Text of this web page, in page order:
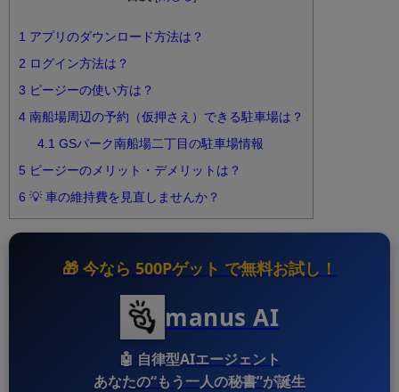
1 アプリのダウンロード方法は？
2 ログイン方法は？
3 ピージーの使い方は？
4 南船場周辺の予約（仮押さえ）できる駐車場は？
4.1 GSパーク南船場二丁目の駐車場情報
5 ピージーのメリット・デメリットは？
6 💡 車の維持費を見直しませんか？
🎁 今なら 500Pゲット で無料お試し！
manus AI
🤖 自律型AIエージェント
あなたの“もう一人の秘書”が誕生